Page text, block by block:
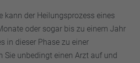
kann der Heilungsprozess eines
oder sogar bis zu einem Jahr
in dieser Phase zu einer
Sie unbedingt einen Arzt auf und